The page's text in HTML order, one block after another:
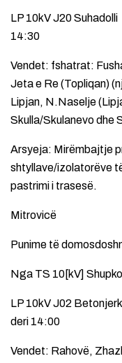
LP 10kV J20
14:30
Vendet: fshatrat:
Jeta e Re (Topliqan)
Lipjan, N.Naselje
Skulla/Skulanevo dhe
Arsyeja: Mirëmbajtje
shtyllave/izolatorëve
pastrimi i trasesë.
Mitrovicë
Punime të
Nga TS 10[kV]
LP 10kV J02
deri 14:00
Vendet: Rahovë,